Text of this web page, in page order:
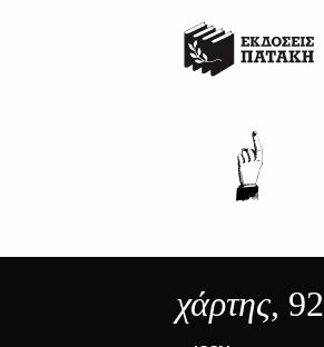
χάρτης, 92